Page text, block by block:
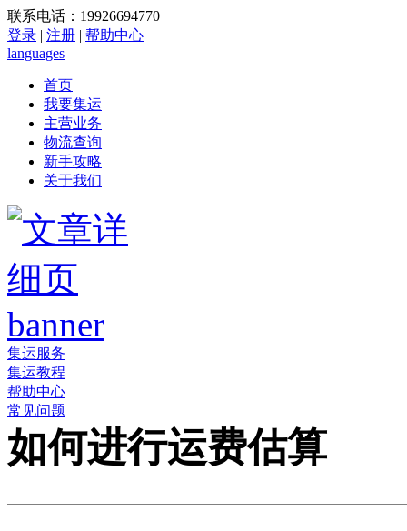
联系电话：19926694770
登录 | 注册 | 帮助中心
languages
首页
我要集运
主营业务
物流查询
新手攻略
关于我们
集运服务
集运教程
帮助中心
常见问题
如何进行运费估算